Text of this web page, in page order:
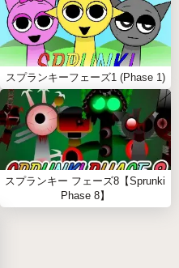
スプランキーフェーズ1 (Phase 1)
スプランキー フェーズ8【Sprunki
Phase 8】